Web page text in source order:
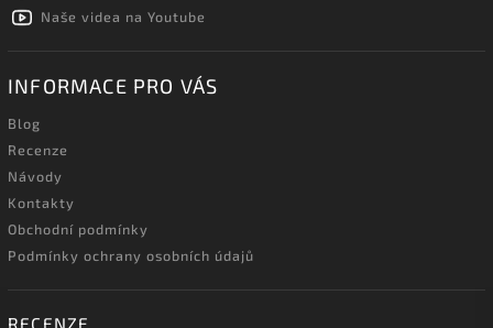
Naše videa na Youtube
INFORMACE PRO VÁS
Blog
Recenze
Návody
Kontakty
Obchodní podmínky
Podmínky ochrany osobních údajů
RECENZE